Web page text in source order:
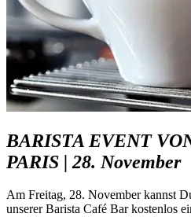
BARISTA EVENT
PARIS | 28. November
Am Freitag, 28. November kannst
unserer Barista Café Bar kostenlos